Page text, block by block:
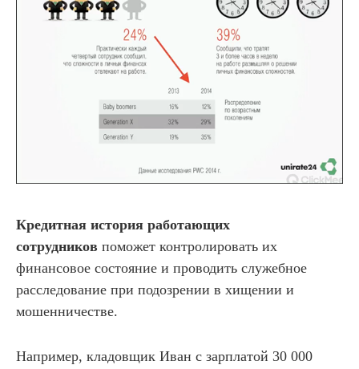
Кредитная история работающих
сотрудников поможет контролировать их
финансовое состояние и проводить служебное
расследование при подозрении в хищении и
мошенничестве.
Например, кладовщик Иван с зарплатой 30 000